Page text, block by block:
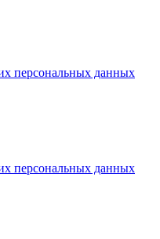
персональных данных
персональных данных